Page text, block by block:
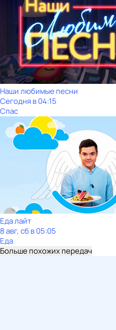
Наши любимые песни
Сегодня в 04:15
Спас
Еда лайт
8 авг, сб в 05:05
Еда
Больше похожих передач